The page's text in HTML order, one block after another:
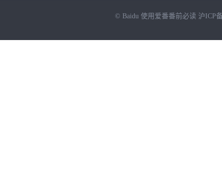
© Baidu 使用爱番番前必读 沪ICP